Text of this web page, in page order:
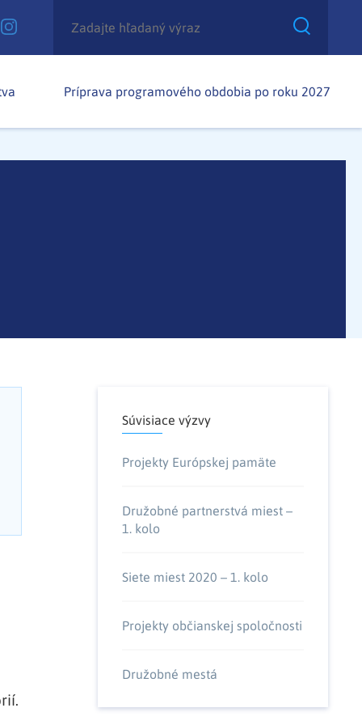
Príprava programového obdobia po roku 2027
Súvisiace výzvy
Projekty Európskej pamäte
Družobné partnerstvá miest –
1. kolo
Siete miest 2020 – 1. kolo
Projekty občianskej spoločnosti
Družobné mestá